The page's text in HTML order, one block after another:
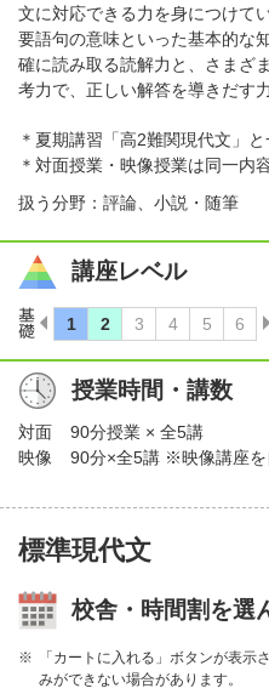
文に対応できる力を身につけて
要語句の意味といった基本的な
確に読み取る読解力と、さまざ
考力で、正しい解答を導きだす
＊夏期講習「高2難関現代文」と
＊対面授業・映像授業は同一内
扱う分野：評論、小説・随筆
講座レベル
授業時間・講数
対面
90分授業 × 全5講
映像
90分×全5講 ※映像講座を
標準現代文
校舎・時間割を選
「カートに入れる」ボタンが表示
みができない場合があります。